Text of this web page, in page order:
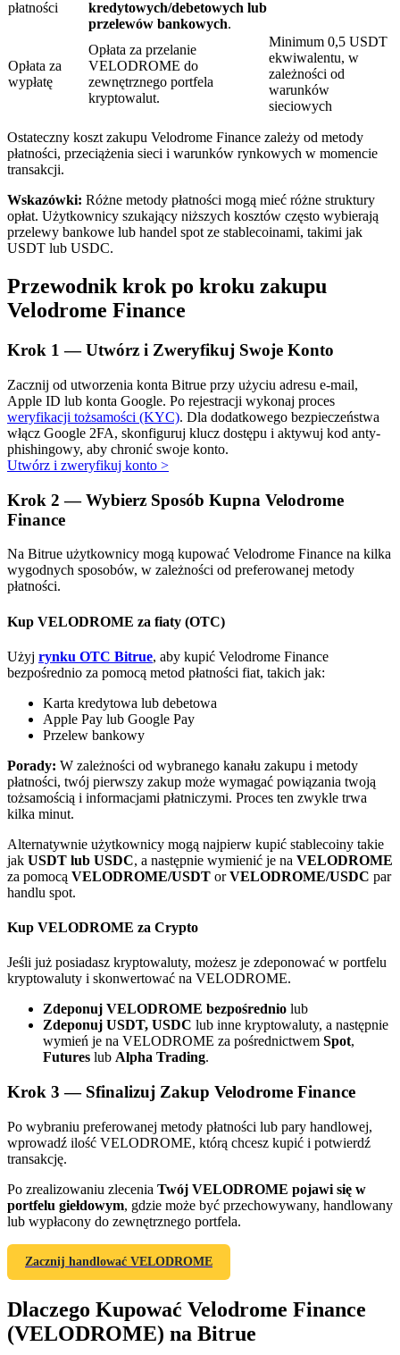
Automatyczna inwestycja
Zdobądź długoterminowy zysk i elastyczne zainteresowania
Naucz się stakingu
Bitrue
AI
Bitruści Partnerzy
Afiliaci Bitrue
Aż do 65% prowizji!
Zaproś przyjaciela, aby otrzymać nagrody pieniężne
BTC Welcome Rewards
BTC Welcome Rewards
Deposit & Trade BTC to Share 25000 USDT prize pool!
Deposit CASHCAT & Win
płatności
kredytowych/debetowych lub
przelewów bankowych.
Opłata za
wypłatę
Opłata za przelanie
VELODROME do
zewnętrznego portfela
kryptowalut.
Minimum 0,5 USDT
ekwiwalentu, w
zależności od
warunków
sieciowych
Ostateczny koszt zakupu Velodrome Finance zależy od metody
płatności, przeciążenia sieci i warunków rynkowych w momencie
transakcji.
Wskazówki: Różne metody płatności mogą mieć różne struktury
opłat. Użytkownicy szukający niższych kosztów często wybierają
przelewy bankowe lub handel spot ze stablecoinami, takimi jak
USDT lub USDC.
Przewodnik krok po kroku zakupu
Velodrome Finance
Krok 1 —Utwórz i Zweryfikuj Swoje Konto
Zacznij od utworzenia konta Bitrue przy użyciu adresu e-mail,
Apple ID lub konta Google. Po rejestracji wykonaj proces
weryfikacji tożsamości (KYC). Dla dodatkowego bezpieczeństwa
włącz Google 2FA, skonfiguruj klucz dostępu i aktywuj kod anty-
phishingowy, aby chronić swoje konto.
Utwórz i zweryfikuj konto >
Krok 2 — Wybierz Sposób Kupna Velodrome
Finance
Na Bitrue użytkownicy mogą kupować Velodrome Finance na kilka
wygodnych sposobów, w zależności od preferowanej metody
płatności.
Kup VELODROME za fiaty (OTC)
Użyj rynku OTC Bitrue, aby kupić Velodrome Finance
bezpośrednio za pomocą metod płatności fiat, takich jak:
Karta kredytowa lub debetowa
Apple Pay lub Google Pay
Przelew bankowy
Porady: W zależności od wybranego kanału zakupu i metody
płatności, twój pierwszy zakup może wymagać powiązania twoją
tożsamością i informacjami płatniczymi. Proces ten zwykle trwa
kilka minut.
Alternatywnie użytkownicy mogą najpierw kupić stablecoiny takie
jak USDT lub USDC, a następnie wymienić je na VELODROME
za pomocą VELODROME/USDT orVELODROME/USDC par
handlu spot.
Kup VELODROME za Crypto
Jeśli już posiadasz kryptowaluty, możesz je zdeponować w portfelu
kryptowaluty i skonwertować na VELODROME.
Zdeponuj VELODROME bezpośrednio lub
Zdeponuj USDT, USDC lub inne kryptowaluty, a następnie
wymień je na VELODROME za pośrednictwem Spot,
Futures lub Alpha Trading.
Krok 3 — Sfinalizuj Zakup Velodrome Finance
Po wybraniu preferowanej metody płatności lub pary handlowej,
wprowadź ilość VELODROME, którą chcesz kupić i potwierdź
transakcję.
Po zrealizowaniu zlecenia Twój VELODROME pojawi się w
portfelu giełdowym, gdzie może być przechowywany, handlowany
lub wypłacony do zewnętrznego portfela.
Zacznij handlować VELODROME
Dlaczego Kupować Velodrome Finance
(VELODROME) na Bitrue